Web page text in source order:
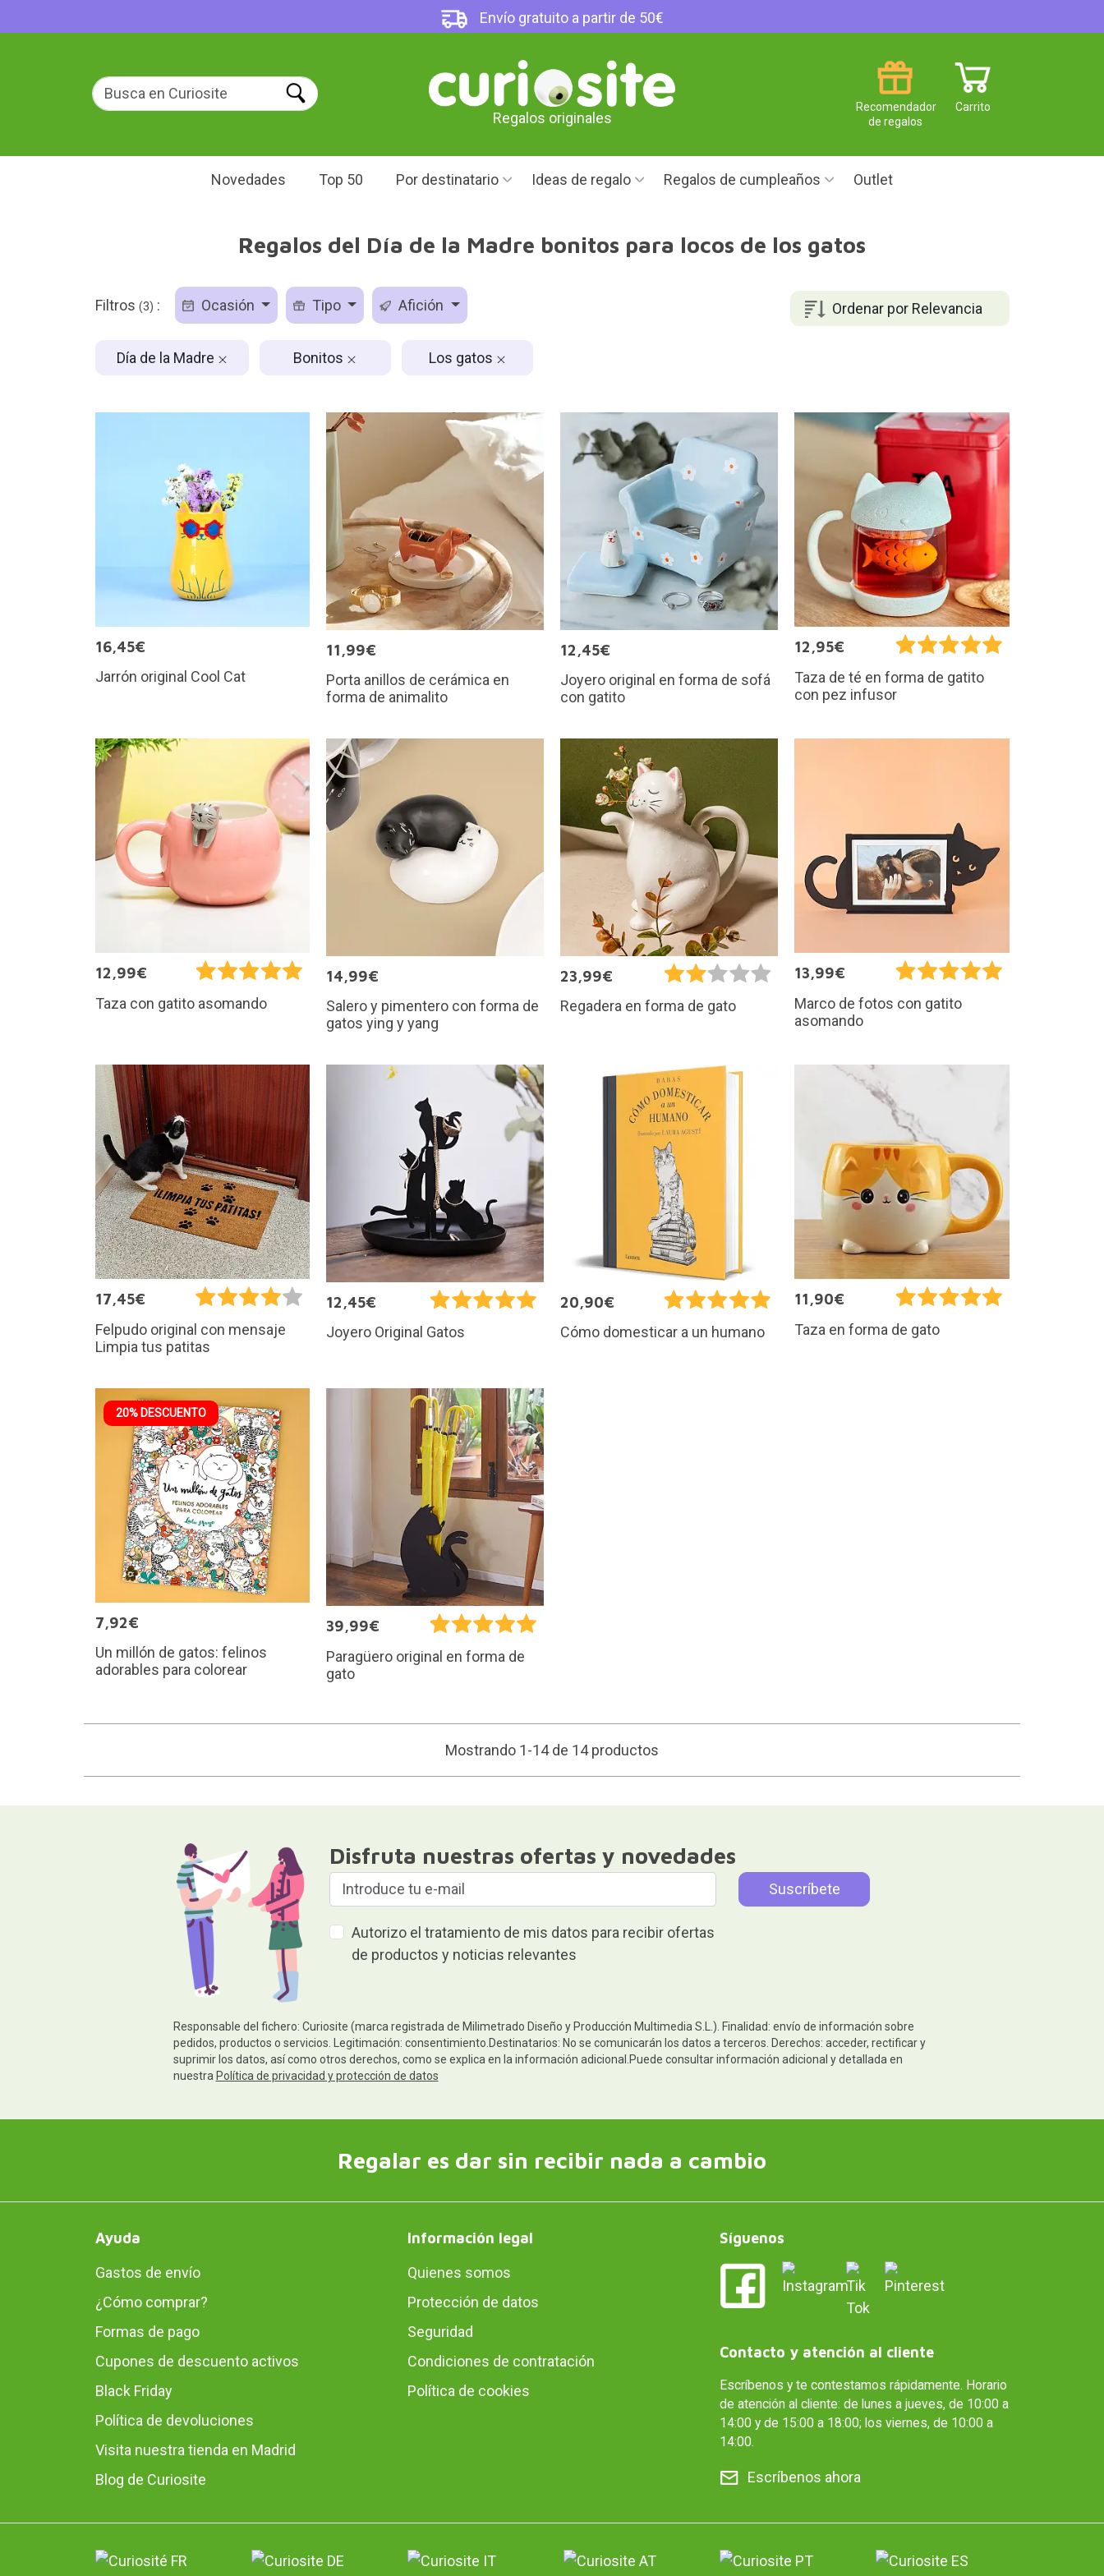
Envío gratuito a partir de 50€
Regalos originales
Carrito
Recomendador
de regalos
Novedades Top 50 Por destinatario Ideas de regalo Regalos de cumpleaños Outlet
Regalos del Día de la Madre bonitos para locos de los gatos
Ordenar por Relevancia
Filtros (3) : Ocasión Tipo Afición
Día de la Madre Bonitos Los gatos
16,45€
Jarrón original Cool Cat
11,99€
Porta anillos de cerámica en
forma de animalito
12,45€
Joyero original en forma de sofá
con gatito
12,95€
Taza de té en forma de gatito
con pez infusor
12,99€
Taza con gatito asomando
14,99€
Salero y pimentero con forma de
gatos ying y yang
23,99€
Regadera en forma de gato
13,99€
Marco de fotos con gatito
asomando
17,45€
Felpudo original con mensaje
Limpia tus patitas
12,45€
Joyero Original Gatos
20,90€
Cómo domesticar a un humano
11,90€
Taza en forma de gato
20% DESCUENTO
7,92€
Un millón de gatos: felinos
adorables para colorear
39,99€
Paragüero original en forma de
gato
Mostrando 1-14 de 14 productos
Disfruta nuestras ofertas y novedades
Autorizo el tratamiento de mis datos para recibir ofertas
de productos y noticias relevantes
Responsable del fichero: Curiosite (marca registrada de Milimetrado Diseño y Producción Multimedia S.L.). Finalidad: envío de información sobre
pedidos, productos o servicios. Legitimación: consentimiento.Destinatarios: No se comunicarán los datos a terceros. Derechos: acceder, rectificar y
suprimir los datos, así como otros derechos, como se explica en la información adicional.Puede consultar información adicional y detallada en
nuestra Política de privacidad y protección de datos
Regalar es dar sin recibir nada a cambio
Ayuda
Gastos de envío
¿Cómo comprar?
Formas de pago
Cupones de descuento activos
Black Friday
Política de devoluciones
Visita nuestra tienda en Madrid
Blog de Curiosite
Información legal
Quienes somos
Protección de datos
Seguridad
Condiciones de contratación
Política de cookies
Síguenos
Contacto y atención al cliente
Escríbenos y te contestamos rápidamente. Horario
de atención al cliente: de lunes a jueves, de 10:00 a
14:00 y de 15:00 a 18:00; los viernes, de 10:00 a
14:00.
Escríbenos ahora